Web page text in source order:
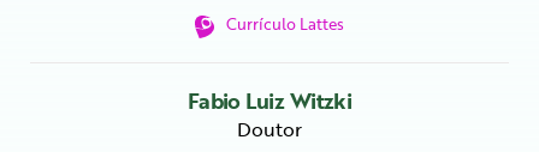
Currículo Lattes
Fabio Luiz Witzki
Doutor